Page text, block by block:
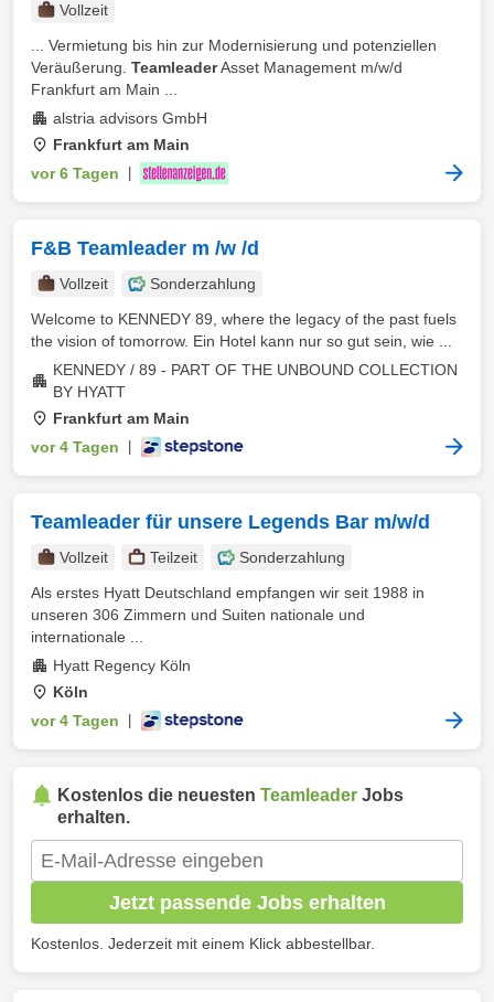
Vollzeit
... Vermietung bis hin zur Modernisierung und potenziellen
Veräußerung. TeamleaderAsset Management m/w/d
Frankfurt am Main ...
alstria advisors GmbH
Frankfurt am Main
vor 6 Tagen
F&B Teamleader m /w /d
Vollzeit
Sonderzahlung
Welcome to KENNEDY 89, where the legacy of the past fuels
the vision of tomorrow. Ein Hotel kann nur so gut sein, wie ...
KENNEDY / 89 - PART OF THE UNBOUND COLLECTION
BY HYATT
Frankfurt am Main
vor 4 Tagen
Teamleader für unsere Legends Bar m/w/d
Vollzeit Teilzeit
Sonderzahlung
Als erstes Hyatt Deutschland empfangen wir seit 1988 in
unseren 306 Zimmern und Suiten nationale und
internationale ...
Hyatt Regency Köln
Köln
vor 4 Tagen
Kostenlos die neuesten Teamleader Jobs
erhalten.
Jetzt passende Jobs erhalten
Kostenlos. Jederzeit mit einem Klick abbestellbar.